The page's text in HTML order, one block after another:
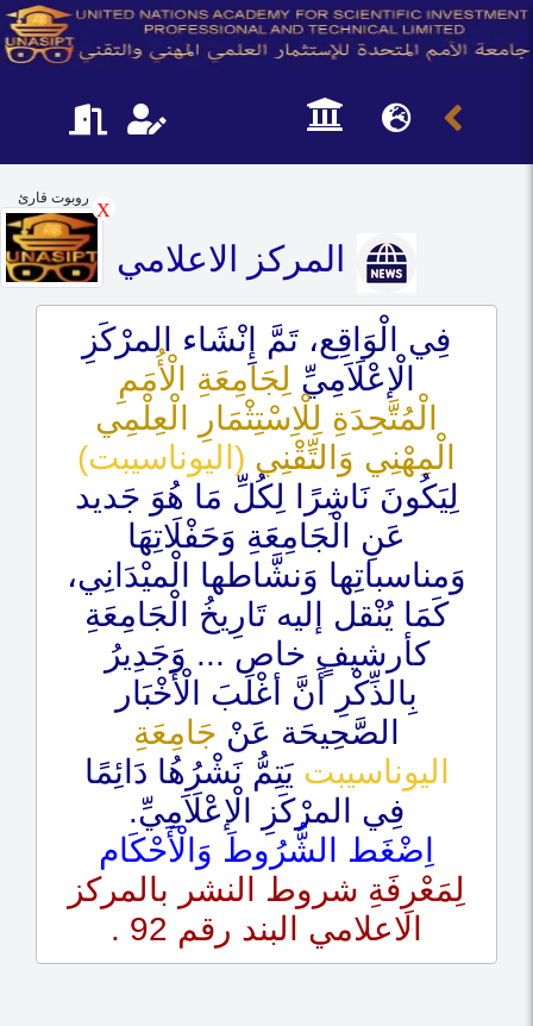
روبوت قارئ
X
المركز الاعلامي
فِي الْوَاقِع، تَمَّ إِنْشَاء المرْكَزِ
الْإعْلَاَمِيِّ لِجَامِعَةِ الْأُمَمِ
الْمُتَّحِدَةِ لِلْاِسْتِثْمَارِ الْعِلْمِي
الْمِهْنِي وَالتِّقْنِي (اليوناسيبت)
لِيَكُونَ نَاشِرًا لِكُلِّ مَا هُوَ جَديد
عَنِ الْجَامِعَةِ وَحَفْلَاتِهَا
وَمناسباتِها وَنشَّاطها الْميْدَانِي،
كَمَا يُنْقل إليه تَارِيخُ الْجَامِعَةِ
كأرشيفٍ خاص ... وَجَدِيرُ
بِالذِّكْرِ أَنَّ أغْلَبَ الْأَخْبَار
الصَّحِيحَة عَنْ جَامِعَةِ
اليوناسيبت يَتِمُّ نَشْرُهُا دَائِمًا
فِي المرْكَزِ الْإعْلَاَمِيِّ.
اِضْغَط الشُّرُوطَ وَالْأَحْكَام
لِمَعْرِفَةِ شروط النشر بالمركز
الاعلامي البند رقم 92 .